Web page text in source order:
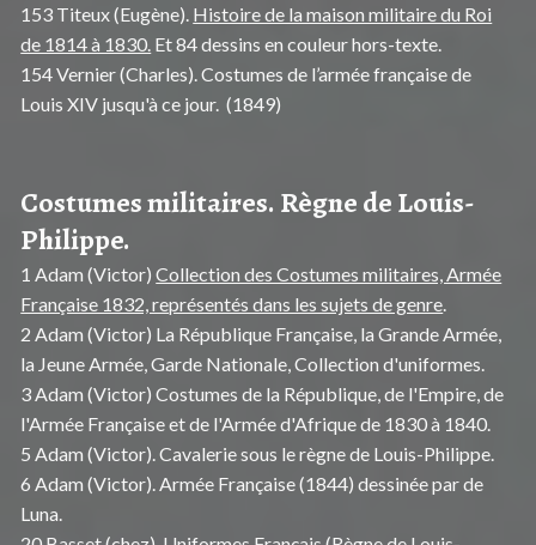
153 Titeux (Eugène). Histoire de la maison militaire du Roi
de 1814 à 1830. Et 84 dessins en couleur hors-texte.
154 Vernier (Charles). Costumes de l’armée française de
Louis XIV jusqu'à ce jour. (1849)
Costumes militaires. Règne de Louis-
Philippe.
1 Adam (Victor)Collection des Costumes militaires, Armée
Française 1832, représentés dans les sujets de genre.
2 Adam (Victor) La République Française, la Grande Armée,
la Jeune Armée, Garde Nationale, Collection d'uniformes.
3 Adam (Victor) Costumes de la République, de l'Empire, de
l'Armée Française et de l'Armée d'Afrique de 1830 à 1840.
5 Adam (Victor). Cavalerie sous le règne de Louis-Philippe.
6 Adam (Victor). Armée Française (1844) dessinée par de
Luna.